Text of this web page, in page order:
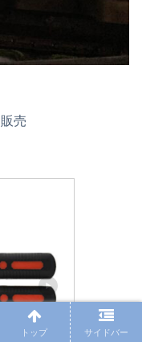
売
トップ サイドバー